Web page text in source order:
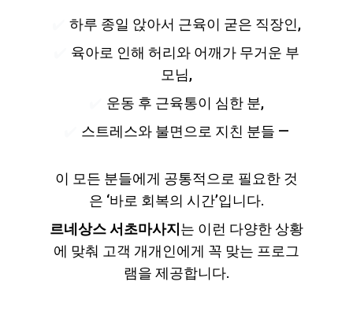
하루 종일 앉아서 근육이 굳은 직장인,
육아로 인해 허리와 어깨가 무거운 부
모님,
운동 후 근육통이 심한 분,
스트레스와 불면으로 지친 분들 —
이 모든 분들에게 공통적으로 필요한 것
은 ‘바로 회복의 시간’입니다.
르네상스 서초마사지 는 이런 다양한 상황
에 맞춰 고객 개개인에게 꼭 맞는 프로그
램을 제공합니다.